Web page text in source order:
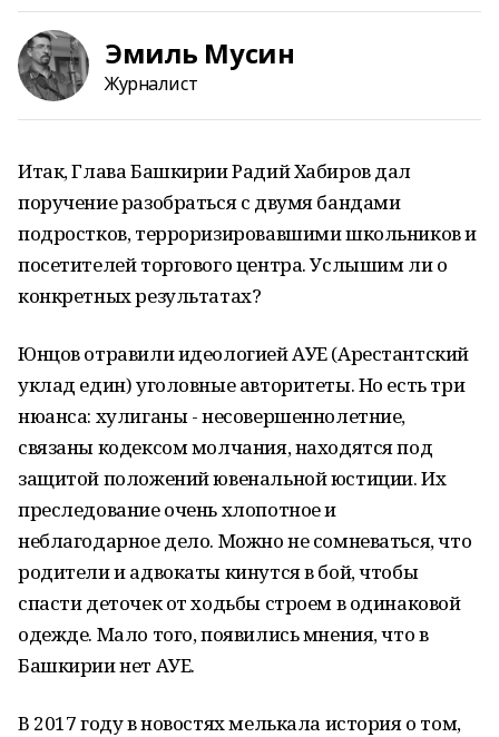
Эмиль Мусин
Журналист
Итак, Глава Башкирии Радий Хабиров дал
поручение разобраться с двумя бандами
подростков, терроризировавшими школьников и
посетителей торгового центра. Услышим ли о
конкретных результатах?
Юнцов отравили идеологией АУЕ (Арестантский
уклад един) уголовные авторитеты. Но есть три
нюанса: хулиганы - несовершеннолетние,
связаны кодексом молчания, находятся под
защитой положений ювенальной юстиции. Их
преследование очень хлопотное и
неблагодарное дело. Можно не сомневаться, что
родители и адвокаты кинутся в бой, чтобы
спасти деточек от ходьбы строем в одинаковой
одежде. Мало того, появились мнения, что в
Башкирии нет АУЕ.
В 2017 году в новостях мелькала история о том,